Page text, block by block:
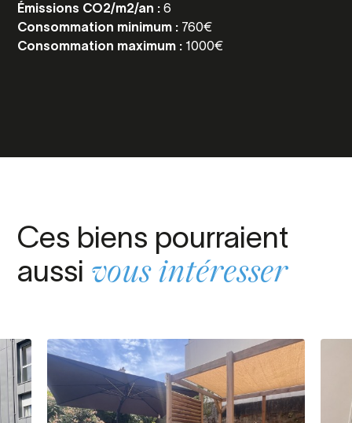
Émissions CO2/m2/an :6
Consommation minimum : 760€
Consommation maximum : 1000€
Ces biens pourraient
aussi vous intéresser